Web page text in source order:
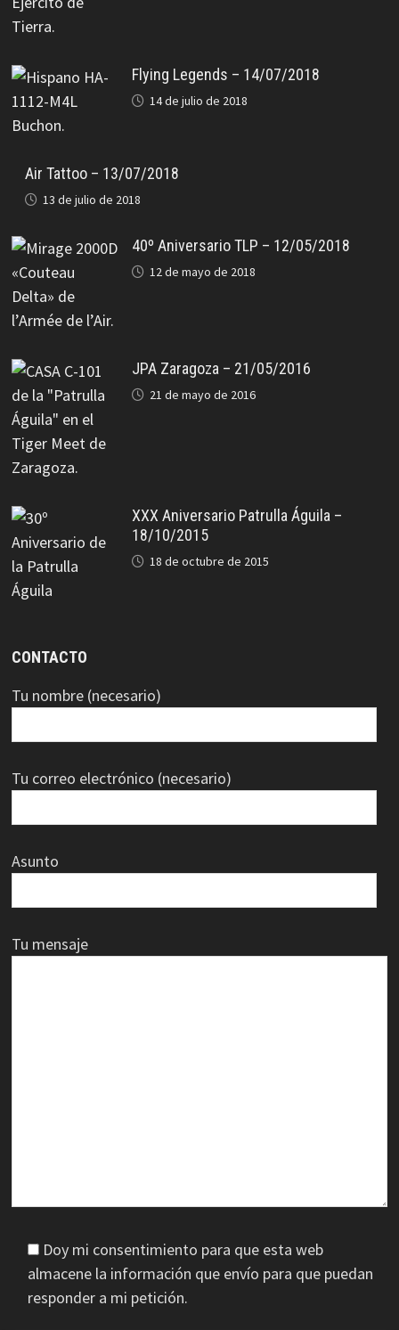
Flying Legends – 14/07/2018
14 de julio de 2018
Air Tattoo – 13/07/2018
13 de julio de 2018
40º Aniversario TLP – 12/05/2018
12 de mayo de 2018
JPA Zaragoza – 21/05/2016
21 de mayo de 2016
XXX Aniversario Patrulla Águila –
18/10/2015
18 de octubre de 2015
CONTACTO
Tu nombre (necesario)
Tu correo electrónico (necesario)
Asunto
Tu mensaje
Doy mi consentimiento para que esta web
almacene la información que envío para que puedan
responder a mi petición.